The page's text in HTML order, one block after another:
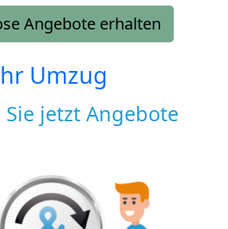
Angebote erhalten
Umzug
Sie jetzt Angebote